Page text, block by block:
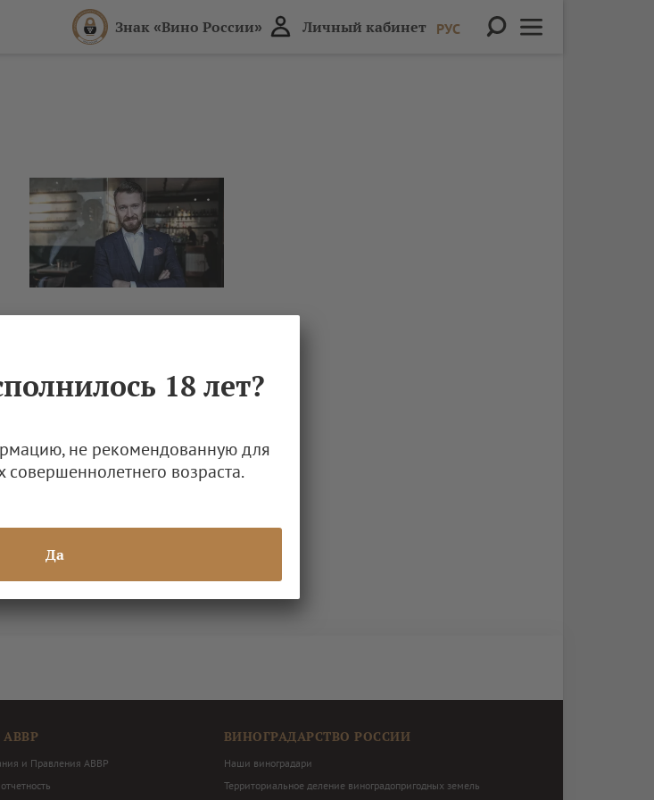
Знак «Вино России» Личный кабинет РУС
АВВР
и Правления АВВР
ВИНОГРАДАРСТВО РОССИИ
Наши виноградари
Территориальное деление виноградопригодных земель
18 лет?
не рекомендованную для
совершеннолетнего возраста.
Да